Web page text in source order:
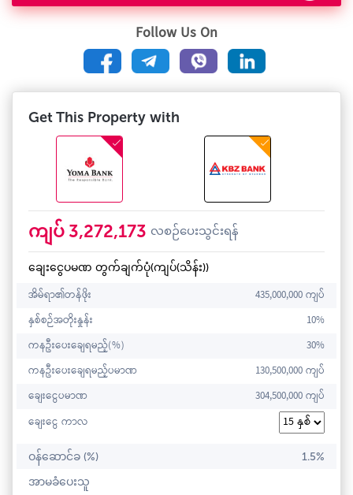
Follow Us On
Get This Property with
ကျပ် 3,272,173 လစဉ်ပေးသွင်းရန်
ချေးငွေပမဏ တွက်ချက်ပုံ(ကျပ်(သိန်း))
အိမ်ရာ၏တန်ဖိုး
435,000,000 ကျပ်
နှစ်စဉ်အတိုးနှုန်း
10%
ကနဦးပေးချေရမည့်(%)
30%
ကနဦးပေးချေရမည့်ပမာဏ
130,500,000 ကျပ်
ချေးငွေပမာဏ
304,500,000 ကျပ်
ချေးငွေ ကာလ
ဝန်ဆောင်ခ (%)
1.5%
အာမခံပေးသူ